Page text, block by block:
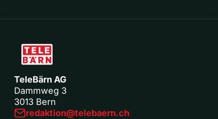
TeleBärn AG
Dammweg 3
3013 Bern
redaktion@telebaern.ch